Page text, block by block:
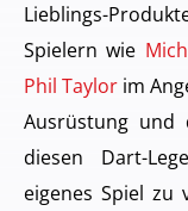
Lieblings-
Spielern wie
Phil Taylor im
Ausrüstung und
diesen Dart-
eigenes Spiel zu